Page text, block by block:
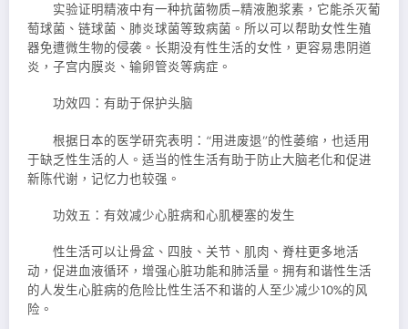
实验证明精液中有一种抗菌物质–精液胞浆素，它能杀灭葡
萄球菌、链球菌、肺炎球菌等致病菌。所以可以帮助女性生殖
器免遭微生物的侵袭。长期没有性生活的女性，更容易患阴道
炎，子宫内膜炎、输卵管炎等病症。
功效四：有助于保护头脑
根据日本的医学研究表明：“用进废退”的性萎缩，也适用
于缺乏性生活的人。适当的性生活有助于防止大脑老化和促进
新陈代谢，记忆力也较强。
功效五：有效减少心脏病和心肌梗塞的发生
性生活可以让骨盆、四肢、关节、肌肉、脊柱更多地活
动，促进血液循环，增强心脏功能和肺活量。拥有和谐性生活
的人发生心脏病的危险比性生活不和谐的人至少减少10%的风
险。